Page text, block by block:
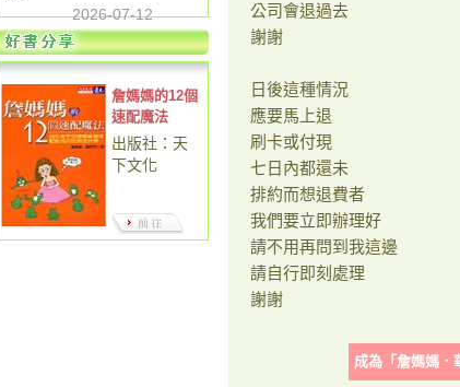
2026-07-12
詹媽媽的12個
速配魔法
出版社：天
下文化
公司會退過去
謝謝
日後這種情況
應要馬上退
刷卡或付現
七日內都還未
排約而想退費者
我們要立即辦理好
請不用再問到我這邊
請自行即刻處理
謝謝
成為「詹媽媽．